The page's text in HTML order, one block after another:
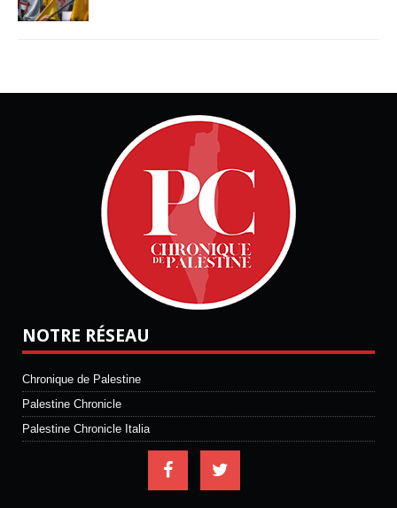
NOTRE RÉSEAU
Chronique de Palestine
Palestine Chronicle
Palestine Chronicle Italia